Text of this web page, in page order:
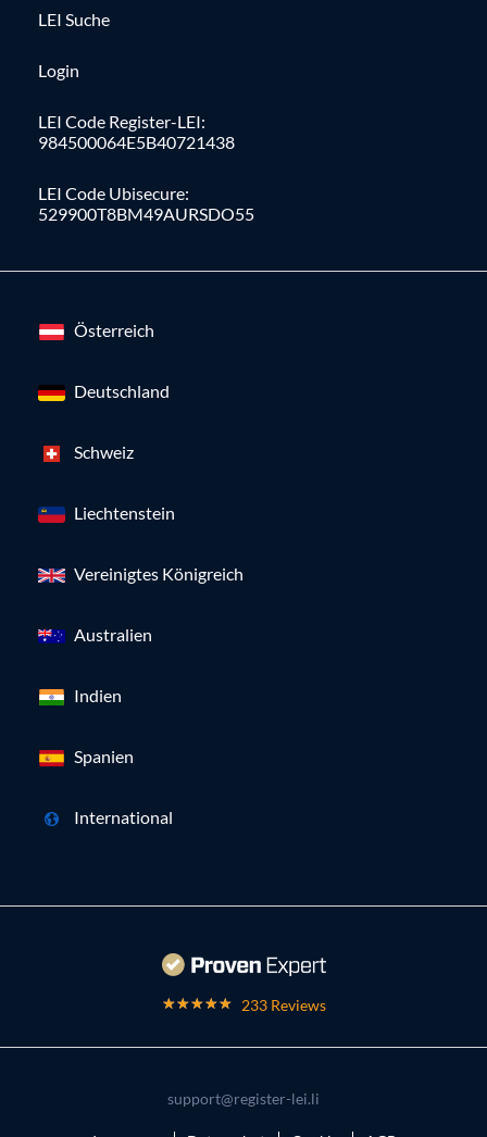
LEI Suche
Login
LEI Code Register-LEI:
984500064E5B40721438
LEI Code Ubisecure:
529900T8BM49AURSDO55
Österreich
Deutschland
Schweiz
Liechtenstein
Vereinigtes Königreich
Australien
Indien
Spanien
International
233 Reviews
support@register-lei.li